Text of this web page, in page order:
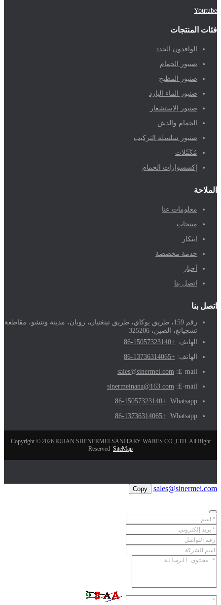
Youtube
فئات المنتجات
الوافدون الجدد
صنبور الحمام
صنبور المطبخ
صنبور الماء البارد
صنبور الاستشعار
الحمام والدش
صنبور سلسلة التركيب
مُكَمِّلات
إكسسوارات الحمام
الملاحة
معلومات عنا
منتجات
ابتكار
خدمة مخصصة
أخبار
اتصل بنا
اتصل بنا
رقم 159، طريق يوكاي، طريق تينغتيان، رويان، مدينة ونتشو، مقاطعة
تشجيانغ، الصين، 325206
الهاتف: +86-15057323140
الهاتف: +86-13736314065
E-mail:
sales@sinermei.com
E-mail:
sinermeinana@163.com
Whatsapp:
+86-15057323140
Whatsapp:
+86-13736314065
Copyright © 2026 RUIAN SHENERMEI SANITARY WARES CO.,LTD. All Right
Reserved SiteMap
sales@sinermei.com
Copy